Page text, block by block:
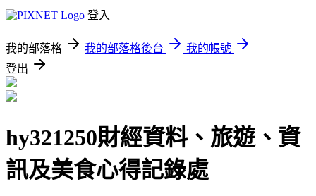
登入
我的部落格 我的部落格後台
我的帳號
登出
hy321250財經資料、旅遊、資
訊及美食心得記錄處